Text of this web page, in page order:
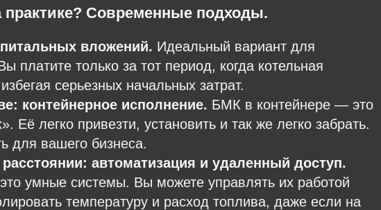
практике? Современные подходы.
вложений. Идеальный вариант для
платите только за тот период, когда котельная
серьезных начальных затрат.
контейнерное исполнение. БМК в контейнере — это
Её легко привезти, установить и так же легко забрать.
для вашего бизнеса.
автоматизация и удаленный доступ.
умные системы. Вы можете управлять их работой
температуру и расход топлива, даже если на